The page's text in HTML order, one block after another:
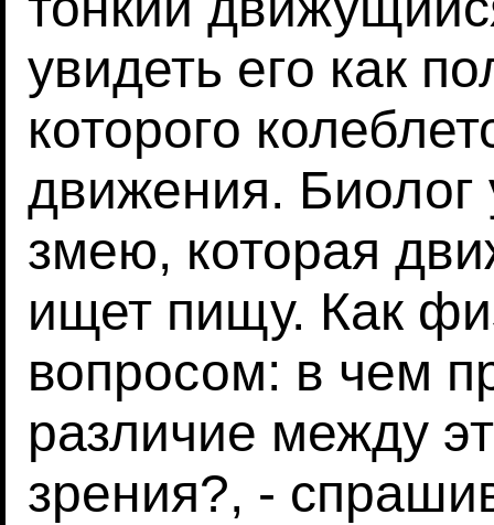
увидеть его как
которого
движения. Биолог
змею, которая
ищет пищу. Как
вопросом: в чем
различие между
зрения?, -